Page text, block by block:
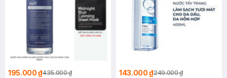
195.000 ₫435.000 ₫ 143.000 ₫249.000 ₫